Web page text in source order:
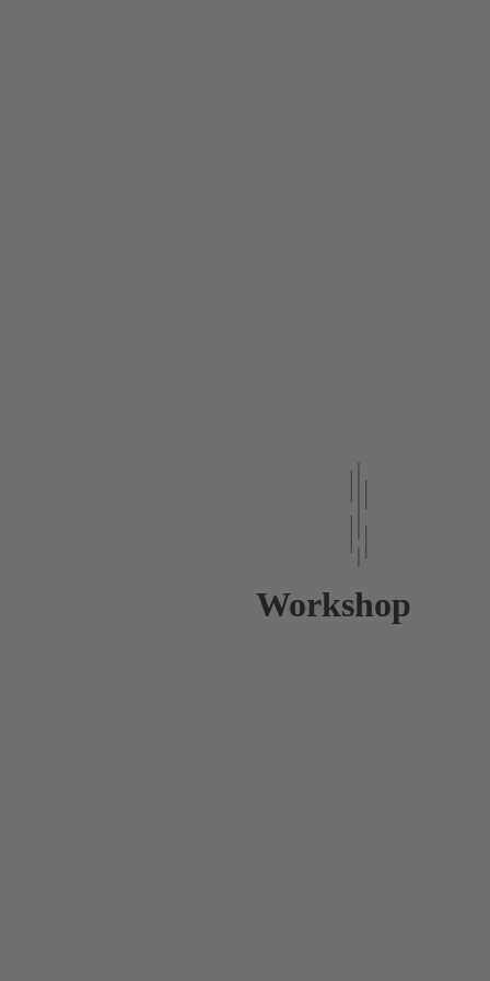
Workshop